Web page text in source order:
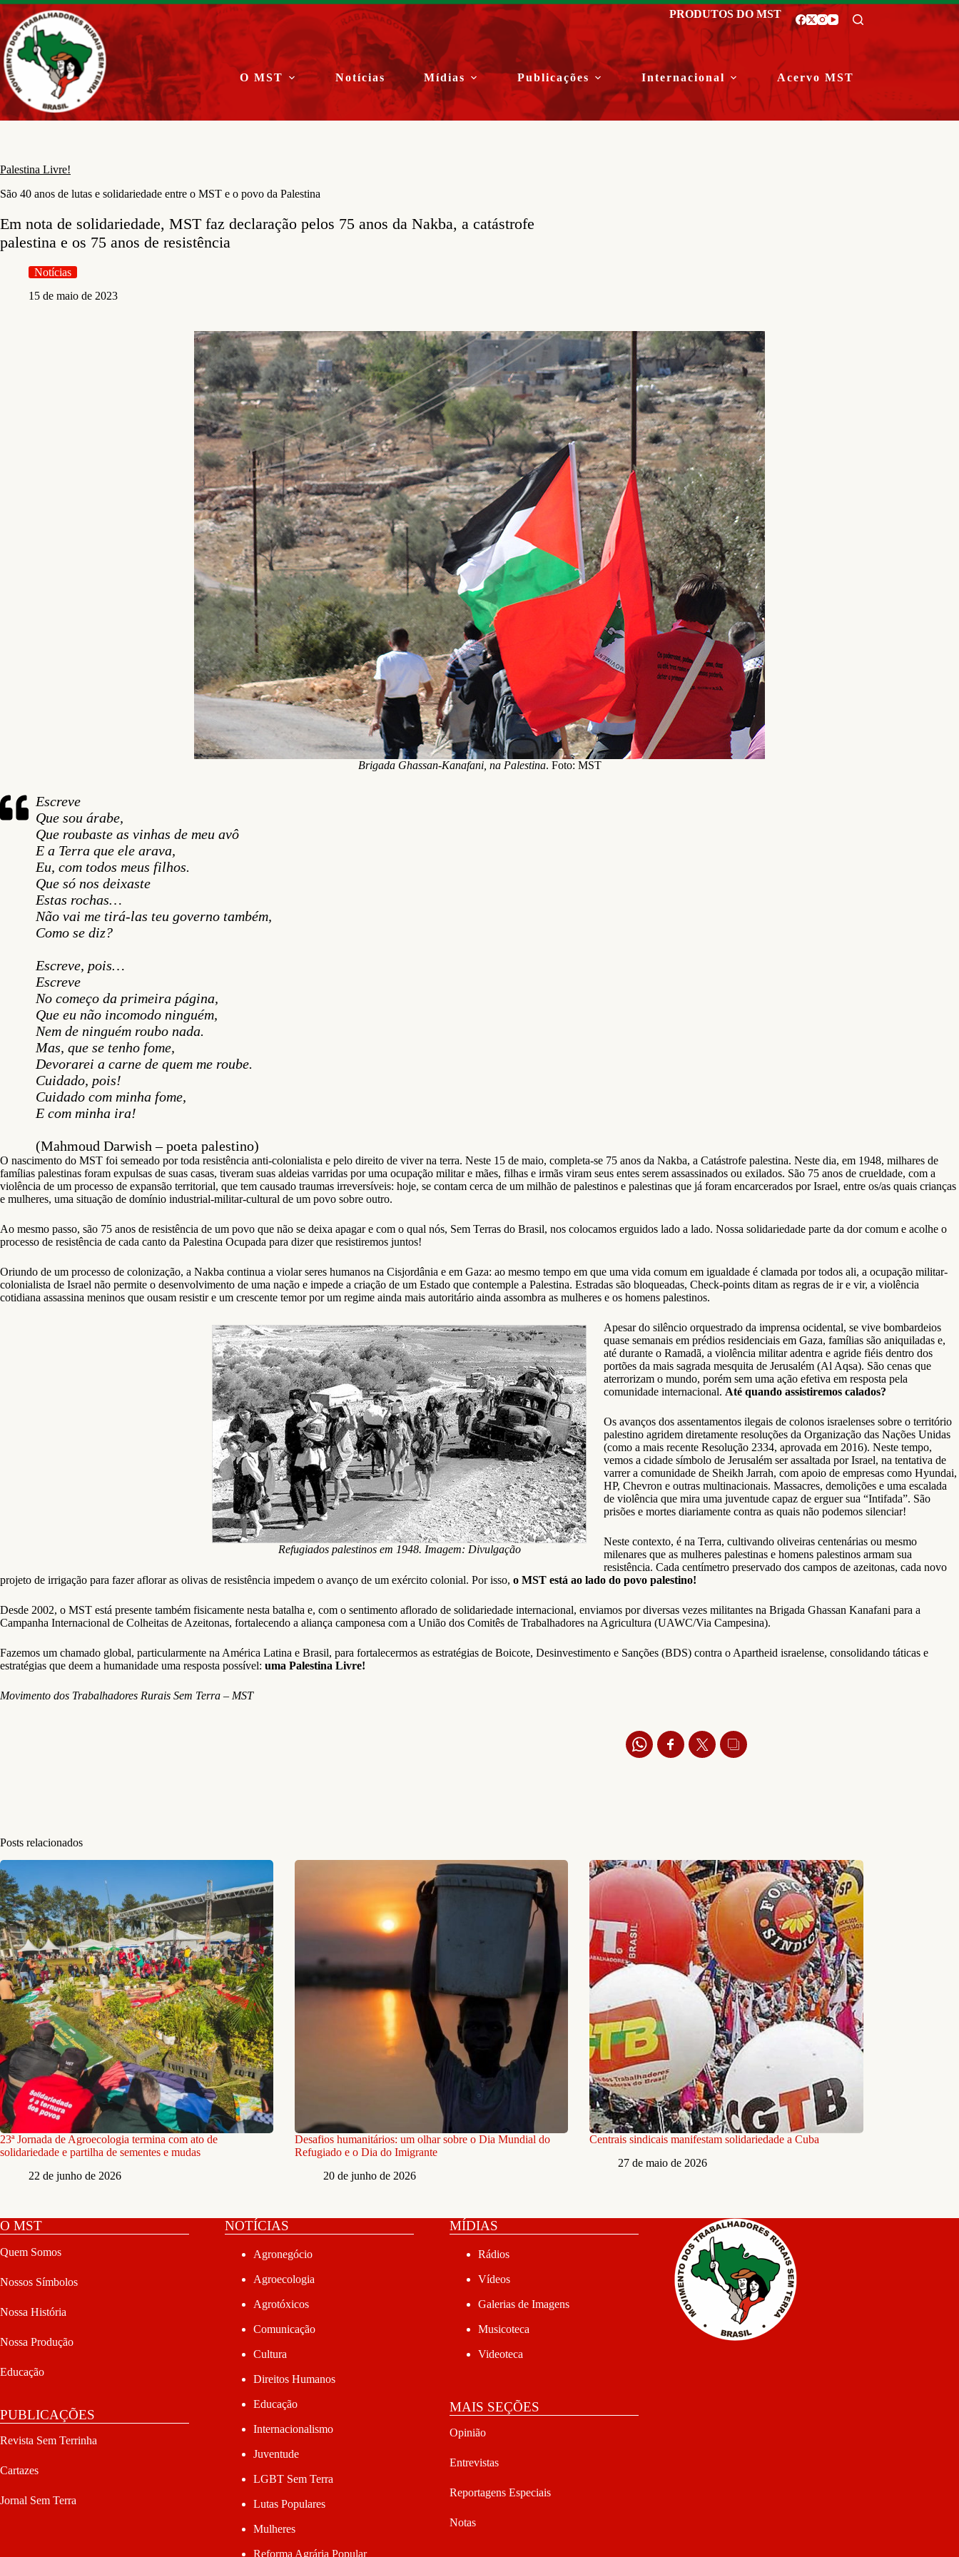
Pular
para
o
conteúdo
PRODUTOS DO MST
O MST Notícias Mídias Publicações Internacional Acervo MST
Palestina Livre!
São 40 anos de lutas e solidariedade entre o MST e o povo da Palestina
Em nota de solidariedade, MST faz declaração pelos 75 anos da Nakba, a catástrofe
palestina e os 75 anos de resistência
Notícias
15 de maio de 2023
Brigada Ghassan-Kanafani, na Palestina. Foto: MST
Escreve
Que sou árabe,
Que roubaste as vinhas de meu avô
E a Terra que ele arava,
Eu, com todos meus filhos.
Que só nos deixaste
Estas rochas…
Não vai me tirá-las teu governo também,
Como se diz?
Escreve, pois…
Escreve
No começo da primeira página,
Que eu não incomodo ninguém,
Nem de ninguém roubo nada.
Mas, que se tenho fome,
Devorarei a carne de quem me roube.
Cuidado, pois!
Cuidado com minha fome,
E com minha ira!
(Mahmoud Darwish – poeta palestino)
O nascimento do MST foi semeado por toda resistência anti-colonialista e pelo direito de viver na terra. Neste 15 de maio, completa-se 75 anos da Nakba, a Catástrofe palestina. Neste dia, em 1948, milhares de
famílias palestinas foram expulsas de suas casas, tiveram suas aldeias varridas por uma ocupação militar e mães, filhas e irmãs viram seus entes serem assassinados ou exilados. São 75 anos de crueldade, com a
violência de um processo de expansão territorial, que tem causado traumas irreversíveis: hoje, se contam cerca de um milhão de palestinos e palestinas que já foram encarcerados por Israel, entre os/as quais crianças
e mulheres, uma situação de domínio industrial-militar-cultural de um povo sobre outro.
Ao mesmo passo, são 75 anos de resistência de um povo que não se deixa apagar e com o qual nós, Sem Terras do Brasil, nos colocamos erguidos lado a lado. Nossa solidariedade parte da dor comum e acolhe o
processo de resistência de cada canto da Palestina Ocupada para dizer que resistiremos juntos!
Oriundo de um processo de colonização, a Nakba continua a violar seres humanos na Cisjordânia e em Gaza: ao mesmo tempo em que uma vida comum em igualdade é clamada por todos ali, a ocupação militar-
colonialista de Israel não permite o desenvolvimento de uma nação e impede a criação de um Estado que contemple a Palestina. Estradas são bloqueadas, Check-points ditam as regras de ir e vir, a violência
cotidiana assassina meninos que ousam resistir e um crescente temor por um regime ainda mais autoritário ainda assombra as mulheres e os homens palestinos.
Refugiados palestinos em 1948. Imagem: Divulgação
Apesar do silêncio orquestrado da imprensa ocidental, se vive bombardeios
quase semanais em prédios residenciais em Gaza, famílias são aniquiladas e,
até durante o Ramadã, a violência militar adentra e agride fiéis dentro dos
portões da mais sagrada mesquita de Jerusalém (Al Aqsa). São cenas que
aterrorizam o mundo, porém sem uma ação efetiva em resposta pela
comunidade internacional. Até quando assistiremos calados?
Os avanços dos assentamentos ilegais de colonos israelenses sobre o território
palestino agridem diretamente resoluções da Organização das Nações Unidas
(como a mais recente Resolução 2334, aprovada em 2016). Neste tempo,
vemos a cidade símbolo de Jerusalém ser assaltada por Israel, na tentativa de
varrer a comunidade de Sheikh Jarrah, com apoio de empresas como Hyundai,
HP, Chevron e outras multinacionais. Massacres, demolições e uma escalada
de violência que mira uma juventude capaz de erguer sua “Intifada”. São
prisões e mortes diariamente contra as quais não podemos silenciar!
Neste contexto, é na Terra, cultivando oliveiras centenárias ou mesmo
milenares que as mulheres palestinas e homens palestinos armam sua
resistência. Cada centímetro preservado dos campos de azeitonas, cada novo
projeto de irrigação para fazer aflorar as olivas de resistência impedem o avanço de um exército colonial. Por isso, o MST está ao lado do povo palestino!
Desde 2002, o MST está presente também fisicamente nesta batalha e, com o sentimento aflorado de solidariedade internacional, enviamos por diversas vezes militantes na Brigada Ghassan Kanafani para a
Campanha Internacional de Colheitas de Azeitonas, fortalecendo a aliança camponesa com a União dos Comitês de Trabalhadores na Agricultura (UAWC/Via Campesina).
Fazemos um chamado global, particularmente na América Latina e Brasil, para fortalecermos as estratégias de Boicote, Desinvestimento e Sanções (BDS) contra o Apartheid israelense, consolidando táticas e
estratégias que deem a humanidade uma resposta possível: uma Palestina Livre!
Movimento dos Trabalhadores Rurais Sem Terra – MST
Posts relacionados
23ª Jornada de Agroecologia termina com ato de
solidariedade e partilha de sementes e mudas
22 de junho de 2026
Desafios humanitários: um olhar sobre o Dia Mundial do
Refugiado e o Dia do Imigrante
20 de junho de 2026
Centrais sindicais manifestam solidariedade a Cuba
27 de maio de 2026
O MST
Quem Somos
Nossos Símbolos
Nossa História
Nossa Produção
Educação
PUBLICAÇÕES
Revista Sem Terrinha
Cartazes
Jornal Sem Terra
NOTÍCIAS
Agronegócio
Agroecologia
Agrotóxicos
Comunicação
Cultura
Direitos Humanos
Educação
Internacionalismo
Juventude
LGBT Sem Terra
Lutas Populares
Mulheres
Reforma Agrária Popular
MÍDIAS
Rádios
Vídeos
Galerias de Imagens
Musicoteca
Videoteca
MAIS SEÇÕES
Opinião
Entrevistas
Reportagens Especiais
Notas